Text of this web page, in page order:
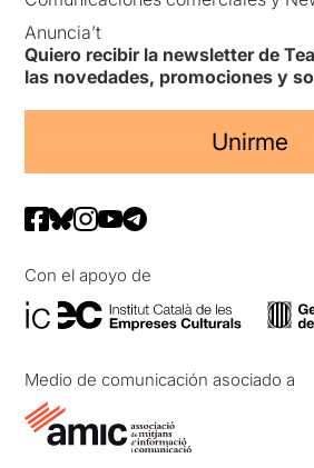
Anuncia’t
Quiero recibir la newsletter de
las novedades, promociones y
Unirme
Con el apoyo de
Medio de comunicación asociado a